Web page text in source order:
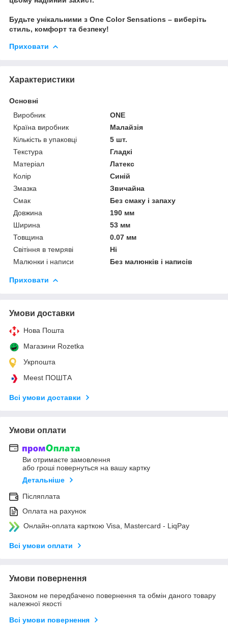
Будьте унікальними з One Color Sensations – виберіть
стиль, комфорт та безпеку!
Приховати
Характеристики
Основні
Виробник
ONE
Країна виробник
Малайзія
Кількість в упаковці
5 шт.
Текстура
Гладкі
Матеріал
Латекс
Колір
Синій
Змазка
Звичайна
Смак
Без смаку і запаху
Довжина
190 мм
Ширина
53 мм
Товщина
0.07 мм
Світіння в темряві
Ні
Малюнки і написи
Без малюнків і написів
Приховати
Умови доставки
Нова Пошта
Магазини Rozetka
Укрпошта
Meest ПОШТА
Всі умови доставки
Умови оплати
Ви отримаєте замовлення
або гроші повернуться на вашу картку
Детальніше
Післяплата
Оплата на рахунок
Онлайн-оплата карткою Visa, Mastercard - LiqPay
Всі умови оплати
Умови повернення
Законом не передбачено повернення та обмін даного товару
належної якості
Всі умови повернення